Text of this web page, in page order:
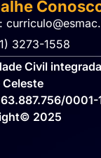
3273-1558​
Civil integrada
Celeste
63.887.756/0001-
2025